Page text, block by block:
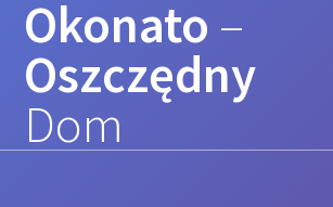
treści
Okonato –
Oszczędny
Dom